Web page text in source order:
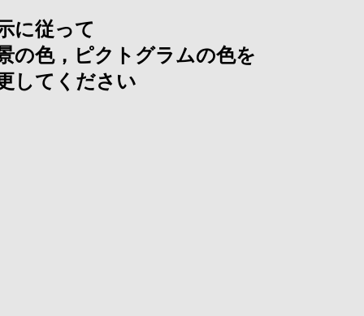
に従って
の色，ピクトグラムの色を
してください